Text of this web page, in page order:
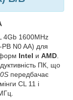
4Gb 1600MHz
N0 AA) для
Intel и AMD.
ПК, що
передбачає
CL 11 і